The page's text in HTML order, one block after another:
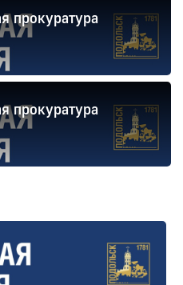
прокуратура
прокуратура